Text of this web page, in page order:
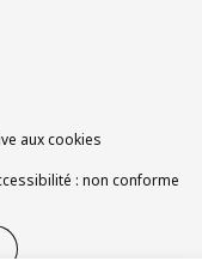
aux cookies
: non conforme